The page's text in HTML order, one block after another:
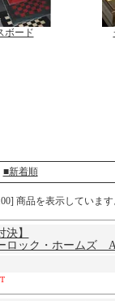
ボード
■新着順
商品を表示しています
決】
ック・ホームズ